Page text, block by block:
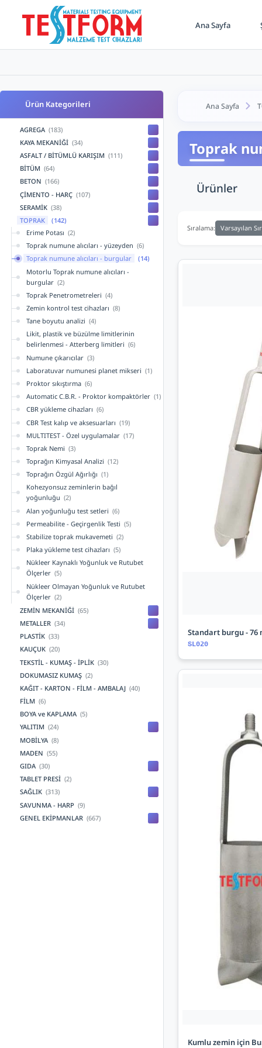
Ana Sayfa
Ürün Kategorileri
AGREGA (183)
KAYA MEKANİĞİ (34)
ASFALT / BİTÜMLÜ KARIŞIM (111)
BİTÜM (64)
BETON (166)
ÇİMENTO - HARÇ (107)
SERAMİK (38)
TOPRAK
(142)
Erime Potası (2)
Toprak numune alıcıları - yüzeyden (6)
Toprak numune alıcıları - burgular
(14)
Motorlu Toprak numune alıcıları -
burgular (2)
Toprak Penetrometreleri (4)
Zemin kontrol test cihazları (8)
Tane boyutu analizi (4)
Likit, plastik ve büzülme limitlerinin
belirlenmesi - Atterberg limitleri (6)
Numune çıkarıcılar (3)
Laboratuvar numunesi planet mikseri (1)
Proktor sıkıştırma (6)
Automatic C.B.R. - Proktor kompaktörler (1)
CBR yükleme cihazları (6)
CBR Test kalıp ve aksesuarları (19)
MULTITEST - Özel uygulamalar (17)
Toprak Nemi (3)
Toprağın Kimyasal Analizi (12)
Toprağın Özgül Ağırlığı (1)
Kohezyonsuz zeminlerin bağıl
yoğunluğu (2)
Alan yoğunluğu test setleri (6)
Permeabilite - Geçirgenlik Testi (5)
Stabilize toprak mukavemeti (2)
Plaka yükleme test cihazları (5)
Nükleer Kaynaklı Yoğunluk ve Rutubet
Ölçerler (5)
Nükleer Olmayan Yoğunluk ve Rutubet
Ölçerler (2)
ZEMİN MEKANİĞİ (65)
METALLER (34)
PLASTİK (33)
KAUÇUK (20)
TEKSTİL - KUMAŞ - İPLİK (30)
DOKUMASIZ KUMAŞ (2)
KAĞIT - KARTON - FİLM - AMBALAJ (40)
FİLM (6)
BOYA ve KAPLAMA (5)
YALITIM (24)
MOBİLYA (8)
MADEN (55)
GIDA (30)
TABLET PRESİ (2)
SAĞLIK (313)
SAVUNMA - HARP (9)
GENEL EKİPMANLAR (667)
Ana Sayfa
Toprak
Ürünler
Sıralama: Varsayılan
Standart burgu - 76
SL020
Kumlu zemin için